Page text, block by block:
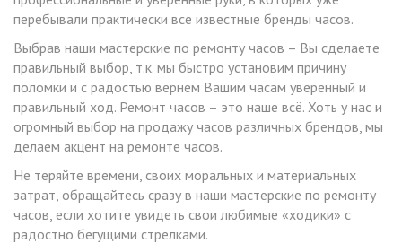
перебывали практически все известные бренды часов.
Выбрав наши мастерские по ремонту часов – Вы сделаете
правильный выбор, т.к. мы быстро установим причину
поломки и с радостью вернем Вашим часам уверенный и
правильный ход. Ремонт часов – это наше всё. Хоть у нас и
огромный выбор на продажу часов различных брендов, мы
делаем акцент на ремонте часов.
Не теряйте времени, своих моральных и материальных
затрат, обращайтесь сразу в наши мастерские по ремонту
часов, если хотите увидеть свои любимые «ходики» с
радостно бегущими стрелками.